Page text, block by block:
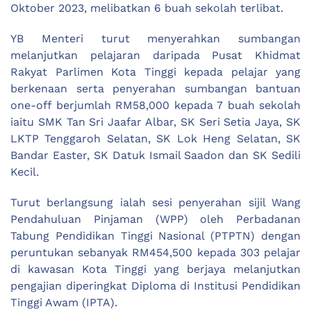
Oktober 2023, melibatkan 6 buah sekolah terlibat.
YB Menteri turut menyerahkan sumbangan
melanjutkan pelajaran daripada Pusat Khidmat
Rakyat Parlimen Kota Tinggi kepada pelajar yang
berkenaan serta penyerahan sumbangan bantuan
one-off berjumlah RM58,000 kepada 7 buah sekolah
iaitu SMK Tan Sri Jaafar Albar, SK Seri Setia Jaya, SK
LKTP Tenggaroh Selatan, SK Lok Heng Selatan, SK
Bandar Easter, SK Datuk Ismail Saadon dan SK Sedili
Kecil.
Turut berlangsung ialah sesi penyerahan sijil Wang
Pendahuluan Pinjaman (WPP) oleh Perbadanan
Tabung Pendidikan Tinggi Nasional (PTPTN) dengan
peruntukan sebanyak RM454,500 kepada 303 pelajar
di kawasan Kota Tinggi yang berjaya melanjutkan
pengajian diperingkat Diploma di Institusi Pendidikan
Tinggi Awam (IPTA).